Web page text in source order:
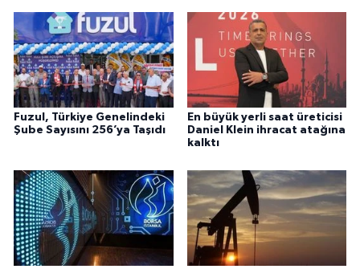
Fuzul, Türkiye Genelindeki
Şube Sayısını 256’ya Taşıdı
En büyük yerli saat üreticisi
Daniel Klein ihracat atağına
kalktı